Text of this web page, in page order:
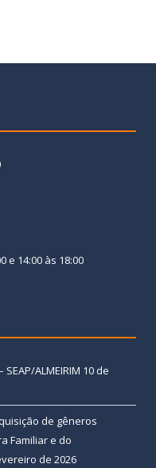
e 14:00 às 18:00
SEAP/ALMEIRIM 10 de
de gêneros
Familiar e do
de 2026